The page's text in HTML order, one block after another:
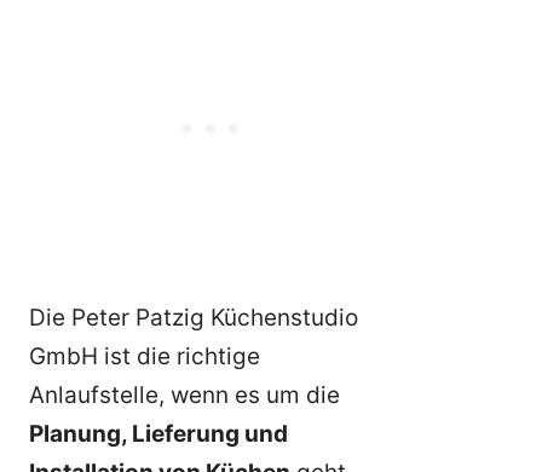
Die Peter Patzig Küchenstudio
GmbH ist die richtige
Anlaufstelle, wenn es um die
Planung, Lieferung und